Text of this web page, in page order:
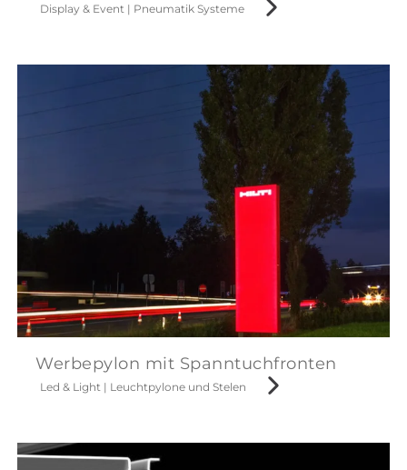
Display & Event | Pneumatik Systeme
Werbepylon mit Spanntuchfronten
Led & Light | Leuchtpylone und Stelen